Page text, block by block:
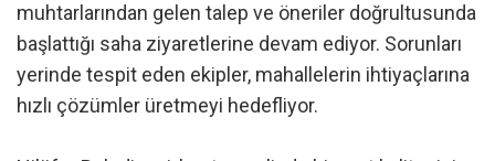
muhtarlarından gelen talep ve öneriler doğrultusunda
başlattığı saha ziyaretlerine devam ediyor. Sorunları
yerinde tespit eden ekipler, mahallelerin ihtiyaçlarına
hızlı çözümler üretmeyi hedefliyor.